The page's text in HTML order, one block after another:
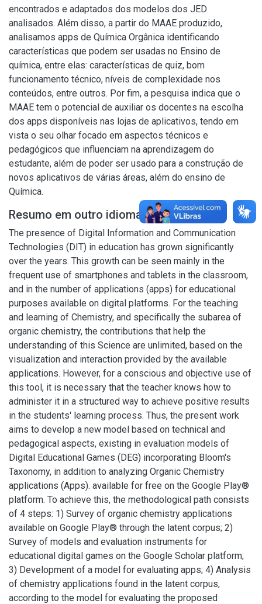
encontrados e adaptados dos modelos dos JED
analisados. Além disso, a partir do MAAE produzido,
analisamos apps de Química Orgânica identificando
características que podem ser usadas no Ensino de
química, entre elas: características de quiz, bom
funcionamento técnico, níveis de complexidade nos
conteúdos, entre outros. Por fim, a pesquisa indica que o
MAAE tem o potencial de auxiliar os docentes na escolha
dos apps disponíveis nas lojas de aplicativos, tendo em
vista o seu olhar focado em aspectos técnicos e
pedagógicos que influenciam na aprendizagem do
estudante, além de poder ser usado para a construção de
novos aplicativos de várias áreas, além do ensino de
Química.
Resumo em outro idioma
The presence of Digital Information and Communication
Technologies (DIT) in education has grown significantly
over the years. This growth can be seen mainly in the
frequent use of smartphones and tablets in the classroom,
and in the number of applications (apps) for educational
purposes available on digital platforms. For the teaching
and learning of Chemistry, and specifically the subarea of
organic chemistry, the contributions that help the
understanding of this Science are unlimited, based on the
visualization and interaction provided by the available
applications. However, for a conscious and objective use of
this tool, it is necessary that the teacher knows how to
administer it in a structured way to achieve positive results
in the students' learning process. Thus, the present work
aims to develop a new model based on technical and
pedagogical aspects, existing in evaluation models of
Digital Educational Games (DEG) incorporating Bloom's
Taxonomy, in addition to analyzing Organic Chemistry
applications (Apps). available for free on the Google Play®
platform. To achieve this, the methodological path consists
of 4 steps: 1) Survey of organic chemistry applications
available on Google Play® through the latent corpus; 2)
Survey of models and evaluation instruments for
educational digital games on the Google Scholar platform;
3) Development of a model for evaluating apps; 4) Analysis
of chemistry applications found in the latent corpus,
according to the model for evaluating the proposed